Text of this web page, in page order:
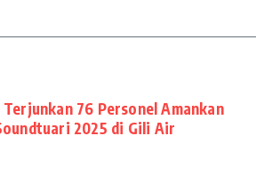
76 Personel Amankan
2025 di Gili Air